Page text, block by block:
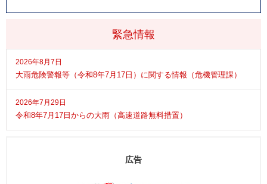
緊急情報
2026年8月7日
大雨危険警報等（令和8年7月17日）に関する情報（危機管理課）
2026年7月29日
令和8年7月17日からの大雨（高速道路無料措置）
広告